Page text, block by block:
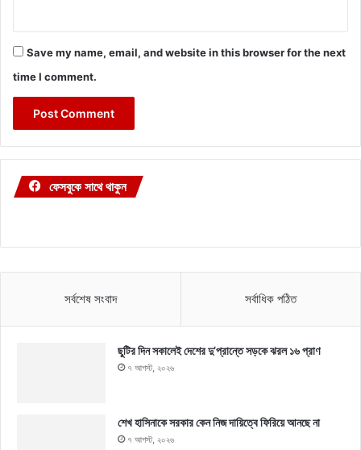
Save my name, email, and website in this browser for the next
time I comment.
ফেসবুকে সাথে থাকুন
সর্বশেষ সংবাদ সর্বাধিক পঠিত
ছুটির দিন সকালেই দেশের দু’প্রান্তে সড়কে ঝরল ১৬ প্রাণ
৭ আগস্ট, ২০২৬
শেখ হাসিনাকে সরকার কেন নিজ দায়িত্বে ফিরিয়ে আনছে না
৭ আগস্ট, ২০২৬